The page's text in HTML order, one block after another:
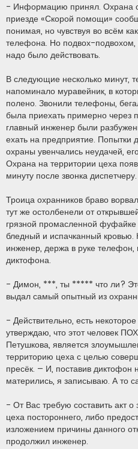
- Информацию принял. Охрана
приезде «Скорой помощи»
понимая, но чувствуя во всём
телефона. Но подвох-подвохом,
надо было действовать.
В следующие несколько минут,
напоминало муравейник, в
полено. Звонили телефоны,
была приехать примерно через
главный инженер были
ехать на предприятие. Попытки
охраны увенчались неудачей,
Охрана на территории цеха
минуту после звонка диспетчеру.
Троица охранников браво
тут же остолбенели от
грязной промасленной фуфайке
бледный и испачканный
инженер, держа в руке
диктофона.
- Димон, ***, ты ***** что ли?
выдал самый опытный из
- Действительно, есть
утверждаю, что этот человек
Петушкова, является
территорию цеха с целью
пресёк. – И, поставив диктофон
матерились, я записываю. А то
- От Вас требую составить акт
цеха постороннего, либо
изложением причины данного
продолжил инженер.